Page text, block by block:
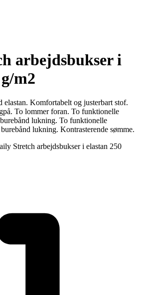
arbejdsbukser i
m2
elastan. Komfortabelt og justerbart stof.
To lommer foran. To funktionelle
lukning. To funktionelle
lukning. Kontrasterende sømme.
Stretch arbejdsbukser i elastan 250